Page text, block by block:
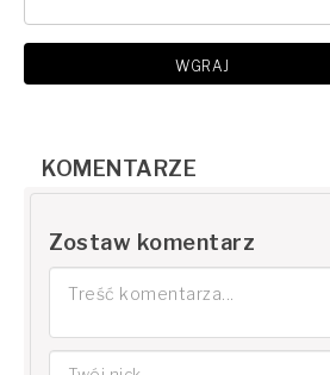
WGRAJ
KOMENTARZE
Zostaw komentarz